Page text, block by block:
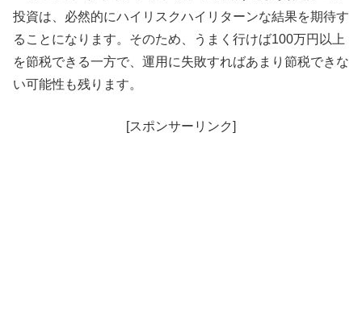
投資は、必然的にハイリスクハイリターンな結果を期待す
ることになります。そのため、うまく行けば100万円以上
を節税できる一方で、運用に失敗すればあまり節税できな
い可能性も残ります。
[スポンサーリンク]